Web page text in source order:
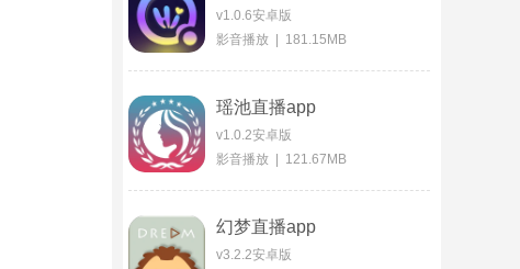
v1.0.6安卓版
影音播放 | 181.15MB
瑶池直播app
v1.0.2安卓版
影音播放 | 121.67MB
幻梦直播app
v3.2.2安卓版